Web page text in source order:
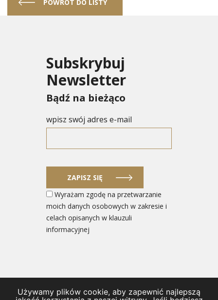
POWRÓT DO LISTY
Subskrybuj
Newsletter
Bądź na bieżąco
wpisz swój adres e-mail
ZAPISZ SIĘ
Wyrażam zgodę na przetwarzanie
moich danych osobowych w zakresie i
celach opisanych w klauzuli
informacyjnej
© 2026 Ministerstwo Rozwoju i Technologii
Używamy plików cookie, aby zapewnić najlepszą